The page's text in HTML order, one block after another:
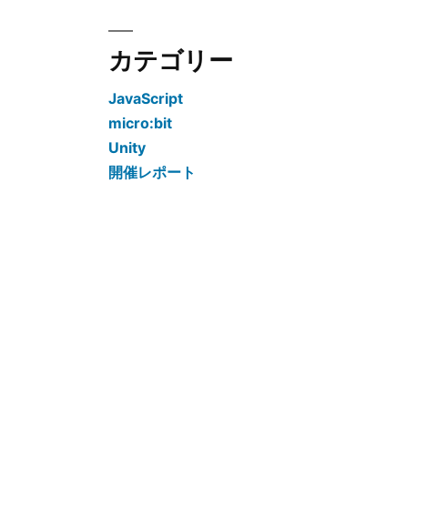
カテゴリー
JavaScript
micro:bit
Unity
開催レポート